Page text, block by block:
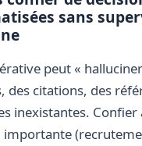
sans
peut «
des citations, des
inexistantes. Confier
importante